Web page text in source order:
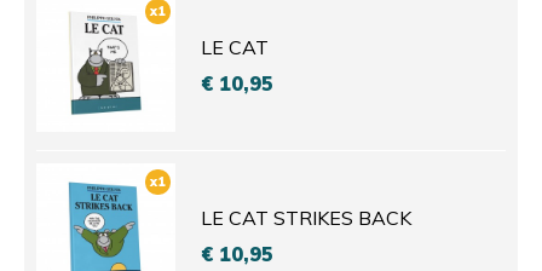
x1
LE CAT
€ 10,95
x1
LE CAT STRIKES BACK
€ 10,95